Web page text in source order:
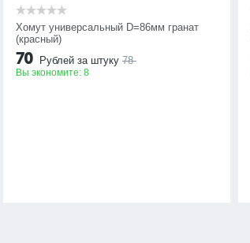
Хомут универсальный D=86мм гранат
(красный)
70 Рублей за штуку 78
Вы экономите: 8